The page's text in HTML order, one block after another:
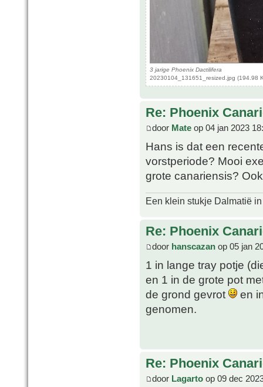
3 jarige Phoenix Dactilifera
20230104_131651_resized.jpg (194.98
Re: Phoenix
door Mate op 04 jan 2023
Hans is dat een
vorstperiode? Mooi
grote canariensis?
Een klein stukje Dalmatië
Re: Phoenix
door hanscazan op 05 jan
1 in lange tray potje
en 1 in de grote pot
de grond gevrot
en
genomen.
Re: Phoenix
door Lagarto op 09 dec